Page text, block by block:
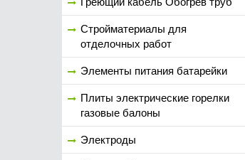
Стройматериалы для
отделочных работ
Элементы питания батарейки
Плиты электрические горелки
газовые балоны
Электроды